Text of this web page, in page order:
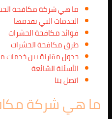
ما هي شركة مكافحة
الخدمات التي نقدمها
فوائد مكافحة الحشرات
طرق مكافحة الحشرات
جدول مقارنة بين خدمات
الأسئلة الشائعة
اتصل بنا
ما هي شركة